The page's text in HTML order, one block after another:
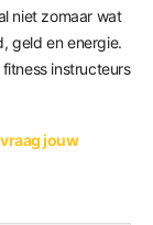
niet zomaar wat
geld en energie.
instructeurs
jouw